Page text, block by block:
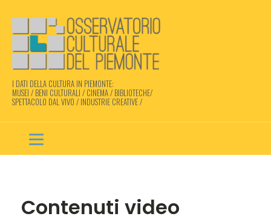
I DATI DELLA CULTURA IN PIEMONTE:
MUSEI / BENI CULTURALI / CINEMA / BIBLIOTECHE/
SPETTACOLO DAL VIVO / INDUSTRIE CREATIVE /
Contenuti video